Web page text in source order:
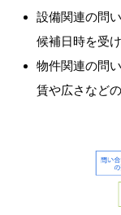
設備関連の問
候補日時を受
物件関連の問
賃や広さなど